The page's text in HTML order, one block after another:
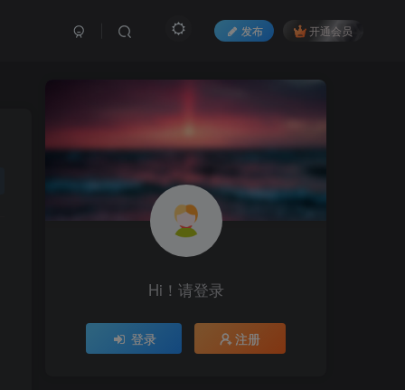
发布 开通会员
Hi！请登录
登录 注册